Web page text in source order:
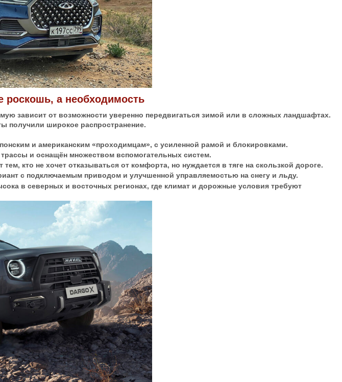
а необходимость
зависит от возможности уверенно передвигаться зимой или в сложных ландшафтах.
получили широкое распространение.
и американским «проходимцам», с усиленной рамой и блокировками.
и оснащён множеством вспомогательных систем.
кто не хочет отказываться от комфорта, но нуждается в тяге на скользкой дороге.
с подключаемым приводом и улучшенной управляемостью на снегу и льду.
в северных и восточных регионах, где климат и дорожные условия требуют